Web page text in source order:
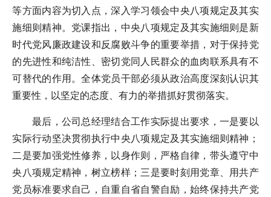
等方面内容为切入点，深入学习领会中央八项规定及其实
施细则精神。党课指出，中央八项规定及其实施细则是新
时代党风廉政建设和反腐败斗争的重要举措，对于保持党
的先进性和纯洁性、密切党同人民群众的血肉联系具有不
可替代的作用。全体党员干部必须从政治高度深刻认识其
重要性，以坚定的态度、有力的举措抓好贯彻落实。
最后，公司总经理结合工作实际提出要求，一是要以
实际行动坚决贯彻执行中央八项规定及其实施细则精神；
二是要加强党性修养，以身作则，严格自律，带头遵守中
央八项规定精神，树立榜样；三是要时刻用党章、用共产
党员标准要求自己，自重自省自警自励，始终保持共产党